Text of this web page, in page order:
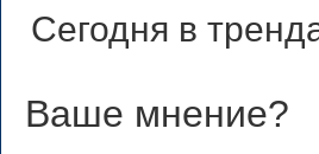
Сегодня в
Ваше мнение?